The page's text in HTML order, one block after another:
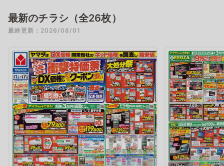
最新のチラシ（全26枚）
最終更新：2026/08/01